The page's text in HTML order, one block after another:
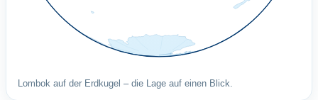
Lombok auf der Erdkugel – die Lage auf einen Blick.